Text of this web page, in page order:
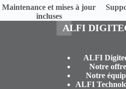
Maintenance et mises à jour
incluses
ALFI
ALFI
Notre offre
Notre
ALFI